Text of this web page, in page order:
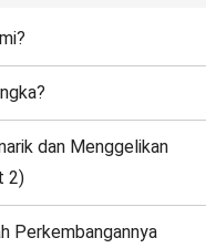
dan Menggelikan
2)
Perkembangannya